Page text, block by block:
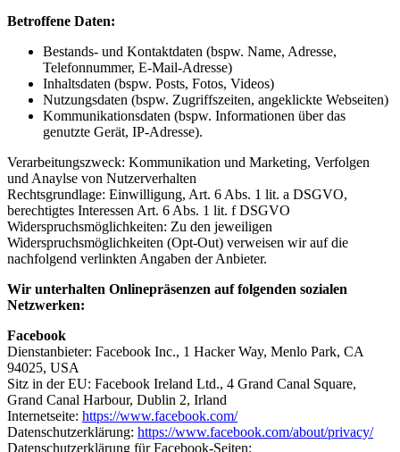
Betroffene Daten:
Bestands- und Kontaktdaten (bspw. Name, Adresse,
Telefonnummer, E-Mail-Adresse)
Inhaltsdaten (bspw. Posts, Fotos, Videos)
Nutzungsdaten (bspw. Zugriffszeiten, angeklickte Webseiten)
Kommunikationsdaten (bspw. Informationen über das
genutzte Gerät, IP-Adresse).
Verarbeitungszweck: Kommunikation und Marketing, Verfolgen
und Anaylse von Nutzerverhalten
Rechtsgrundlage: Einwilligung, Art. 6 Abs. 1 lit. a DSGVO,
berechtigtes Interessen Art. 6 Abs. 1 lit. f DSGVO
Widerspruchsmöglichkeiten: Zu den jeweiligen
Widerspruchsmöglichkeiten (Opt-Out) verweisen wir auf die
nachfolgend verlinkten Angaben der Anbieter.
Wir unterhalten Onlinepräsenzen auf folgenden sozialen
Netzwerken:
Facebook
Dienstanbieter: Facebook Inc., 1 Hacker Way, Menlo Park, CA
94025, USA
Sitz in der EU: Facebook Ireland Ltd., 4 Grand Canal Square,
Grand Canal Harbour, Dublin 2, Irland
Internetseite: https://www.facebook.com/
Datenschutzerklärung: https://www.facebook.com/about/privacy/
Datenschutzerklärung für Facebook-Seiten: